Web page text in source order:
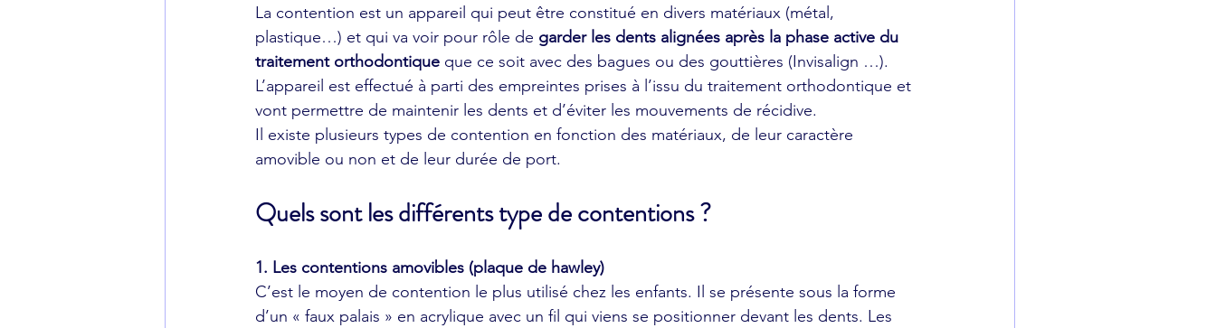
La contention est un appareil qui peut être constitué en divers matériaux (métal,
plastique…) et qui va voir pour rôle de garder les dents alignées après la phase active du
traitement orthodontique que ce soit avec des bagues ou des gouttières (Invisalign …).
L’appareil est effectué à parti des empreintes prises à l’issu du traitement orthodontique et
vont permettre de maintenir les dents et d’éviter les mouvements de récidive.
Il existe plusieurs types de contention en fonction des matériaux, de leur caractère
amovible ou non et de leur durée de port.
Quels sont les différents type de contentions ?
1. Les contentions amovibles (plaque de hawley)
C’est le moyen de contention le plus utilisé chez les enfants. Il se présente sous la forme
d’un « faux palais » en acrylique avec un fil qui viens se positionner devant les dents. Les